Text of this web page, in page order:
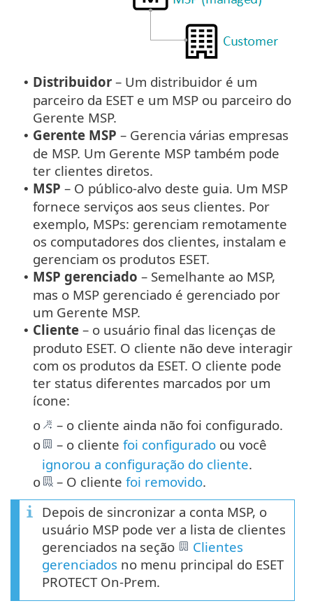
• Distribuidor – Um distribuidor é um
parceiro da ESET e um MSP ou parceiro do
Gerente MSP.
• Gerente MSP – Gerencia várias empresas
de MSP. Um Gerente MSP também pode
ter clientes diretos.
• MSP – O público-alvo deste guia. Um MSP
fornece serviços aos seus clientes. Por
exemplo, MSPs: gerenciam remotamente
os computadores dos clientes, instalam e
gerenciam os produtos ESET.
• MSP gerenciado – Semelhante ao MSP,
mas o MSP gerenciado é gerenciado por
um Gerente MSP.
• Cliente – o usuário final das licenças de
produto ESET. O cliente não deve interagir
com os produtos da ESET. O cliente pode
ter status diferentes marcados por um
ícone:
o – o cliente ainda não foi configurado.
o – o cliente foi configurado ou você
ignorou a configuração do cliente.
o – O cliente foi removido.
Depois de sincronizar a conta MSP, o
usuário MSP pode ver a lista de clientes
gerenciados na seção
Clientes
gerenciados no menu principal do ESET
PROTECT On-Prem.